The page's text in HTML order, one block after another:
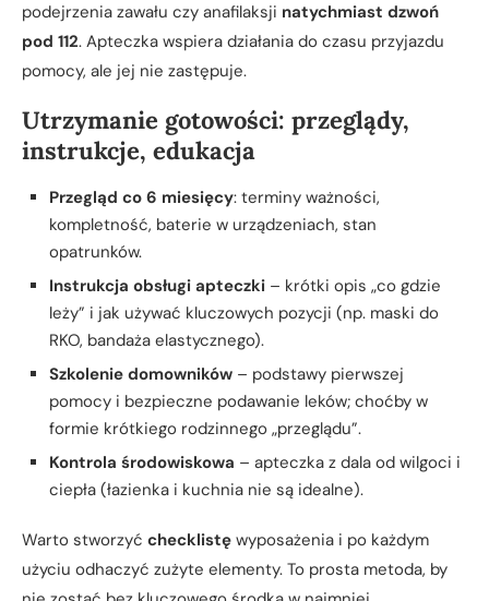
podejrzenia zawału czy anafilaksji natychmiast dzwoń
pod 112. Apteczka wspiera działania do czasu przyjazdu
pomocy, ale jej nie zastępuje.
Utrzymanie gotowości: przeglądy,
instrukcje, edukacja
Przegląd co 6 miesięcy: terminy ważności,
kompletność, baterie w urządzeniach, stan
opatrunków.
Instrukcja obsługi apteczki – krótki opis „co gdzie
leży” i jak używać kluczowych pozycji (np. maski do
RKO, bandaża elastycznego).
Szkolenie domowników – podstawy pierwszej
pomocy i bezpieczne podawanie leków; choćby w
formie krótkiego rodzinnego „przeglądu”.
Kontrola środowiskowa – apteczka z dala od wilgoci i
ciepła (łazienka i kuchnia nie są idealne).
Warto stworzyć checklistę wyposażenia i po każdym
użyciu odhaczyć zużyte elementy. To prosta metoda, by